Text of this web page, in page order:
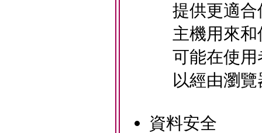
提供更適
主機用來
可能在使
以經由瀏
資料安全